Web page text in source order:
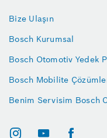
Bize Ulaşın
Bosch Kurumsal
Bosch Otomotiv Yedek
Bosch Mobilite
Benim Servisim Bosch